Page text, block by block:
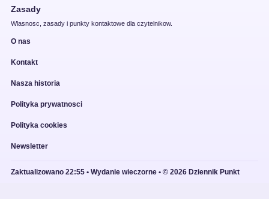
Zasady
Wlasnosc, zasady i punkty kontaktowe dla czytelnikow.
O nas
Kontakt
Nasza historia
Polityka prywatnosci
Polityka cookies
Newsletter
Zaktualizowano 22:55 • Wydanie wieczorne • © 2026 Dziennik Punkt